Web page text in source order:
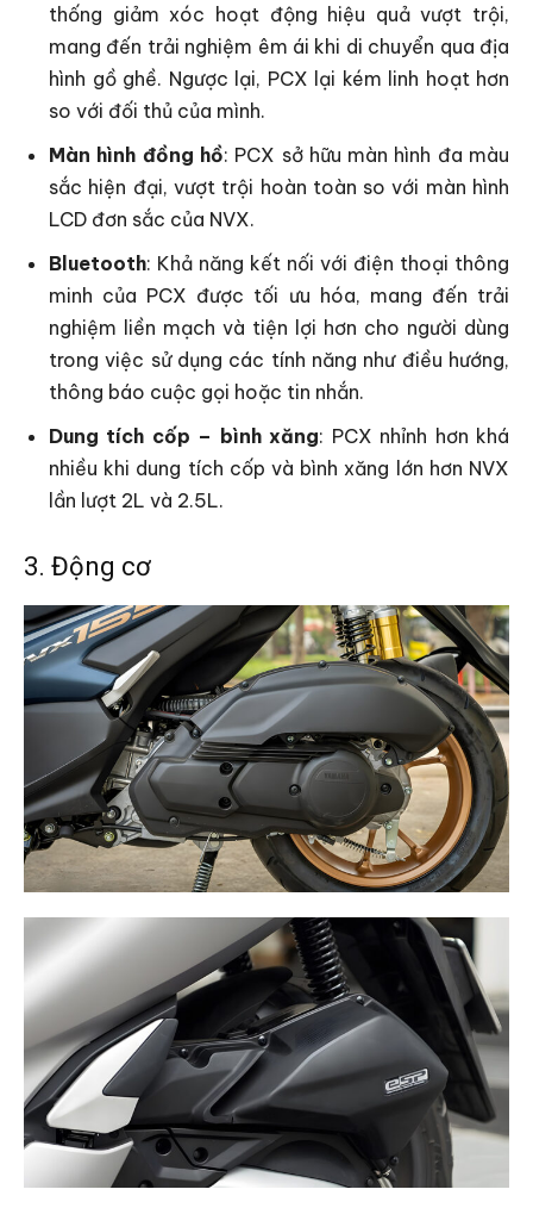
thống giảm xóc hoạt động hiệu quả vượt trội,
mang đến trải nghiệm êm ái khi di chuyển qua địa
hình gồ ghề. Ngược lại, PCX lại kém linh hoạt hơn
so với đối thủ của mình.
Màn hình đồng hồ: PCX sở hữu màn hình đa màu
sắc hiện đại, vượt trội hoàn toàn so với màn hình
LCD đơn sắc của NVX.
Bluetooth: Khả năng kết nối với điện thoại thông
minh của PCX được tối ưu hóa, mang đến trải
nghiệm liền mạch và tiện lợi hơn cho người dùng
trong việc sử dụng các tính năng như điều hướng,
thông báo cuộc gọi hoặc tin nhắn.
Dung tích cốp – bình xăng: PCX nhỉnh hơn khá
nhiều khi dung tích cốp và bình xăng lớn hơn NVX
lần lượt 2L và 2.5L.
3. Động cơ